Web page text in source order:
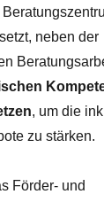
neben der
, um die
zu stärken.
Förder- und